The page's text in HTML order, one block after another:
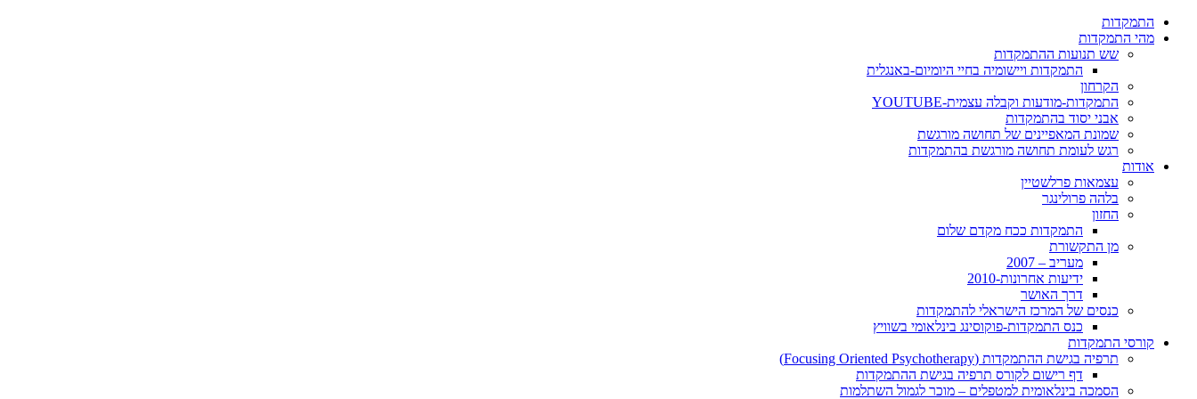
התמקדות
מהי התמקדות
שש תנועות ההתמקדות
התמקדות ויישומיה בחיי היומיום-באנגלית
הקרחון
התמקדות-מודעות וקבלה עצמית-YOUTUBE
אבני יסוד בהתמקדות
שמונת המאפיינים של תחושה מורגשת
רגש לעומת תחושה מורגשת בהתמקדות
אודות
עצמאות פרלשטיין
בלהה פרולינגר
החזון
התמקדות ככח מקדם שלום
מן התקשורת
מעריב – 2007
ידיעות אחרונות-2010
דרך האושר
כנסים של המרכז הישראלי להתמקדות
כנס התמקדות-פוקוסינג בינלאומי בשוויץ
קורסי התמקדות
תרפיה בגישת ההתמקדות (Focusing Oriented Psychotherapy)
דף רישום לקורס תרפיה בגישת ההתמקדות
הסמכה בינלאומית למטפלים – מוכר לגמול השתלמות